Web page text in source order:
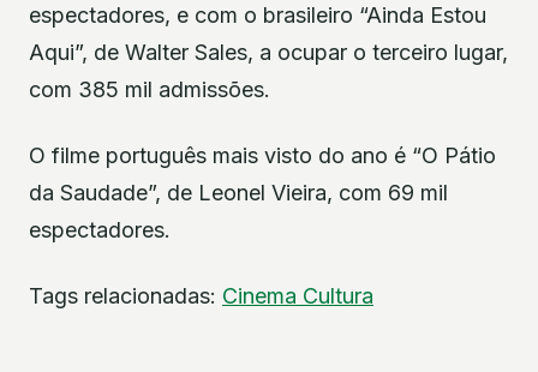
espectadores, e com o brasileiro “Ainda Estou
Aqui”, de Walter Sales, a ocupar o terceiro lugar,
com 385 mil admissões.
O filme português mais visto do ano é “O Pátio
da Saudade”, de Leonel Vieira, com 69 mil
espectadores.
Tags relacionadas: Cinema Cultura